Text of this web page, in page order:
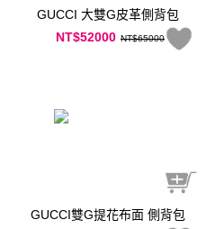
GUCCI 大雙G皮革側背包
NT$52000 NT$65000
GUCCI雙G提花布面 側背包